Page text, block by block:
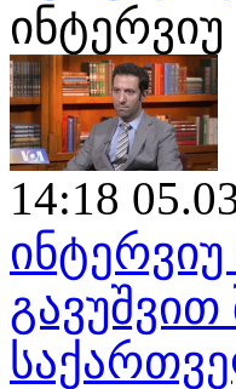
ინტერვიუ
14:18